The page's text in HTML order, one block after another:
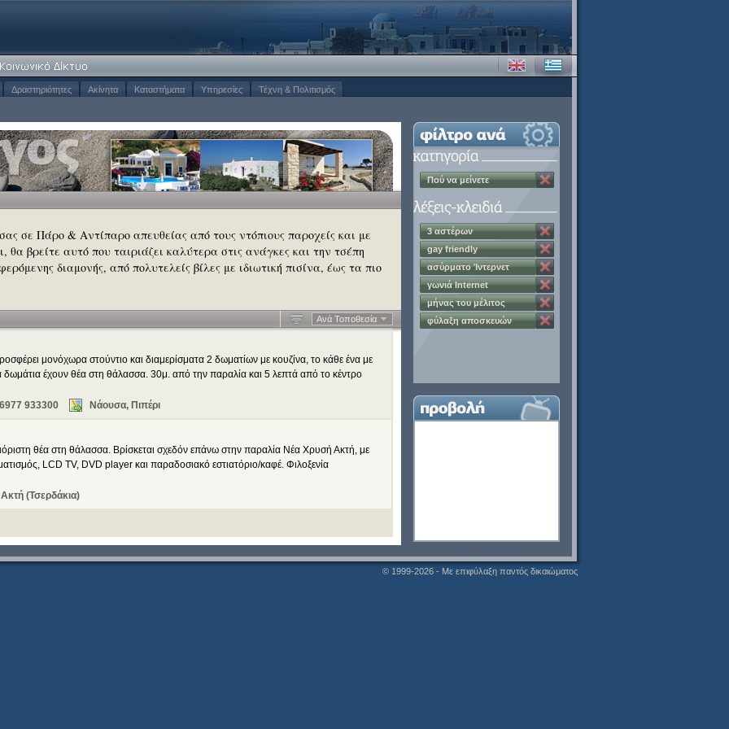
Δραστηριότητες Ακίνητα Καταστήματα Υπηρεσίες Τέχνη & Πολιτισμός
σε Πάρο & Αντίπαρο απευθείας από τους ντόπιους παροχείς και με
θα βρείτε αυτό που ταιριάζει καλύτερα στις ανάγκες και την τσέπη
διαμονής, από πολυτελείς βίλες με ιδιωτική πισίνα, έως τα πιο
Ανά Τοποθεσία
μονόχωρα στούντιο και διαμερίσματα 2 δωματίων με κουζίνα, το κάθε ένα με
δωμάτια έχουν θέα στη θάλασσα. 30μ. από την παραλία και 5 λεπτά από το κέντρο
933300 Νάουσα, Πιπέρι
θέα στη θάλασσα. Βρίσκεται σχεδόν επάνω στην παραλία Νέα Χρυσή Ακτή, με
LCD TV, DVD player και παραδοσιακό εστιατόριο/καφέ. Φιλοξενία
(Τσερδάκια)
Πού να μείνετε
3 αστέρων
gay friendly
ασύρματο Ίντερνετ
γωνιά Internet
μήνας του μέλιτος
φύλαξη αποσκευών
© 1999-2026 - Με επιφύλαξη παντός δικαιώματος